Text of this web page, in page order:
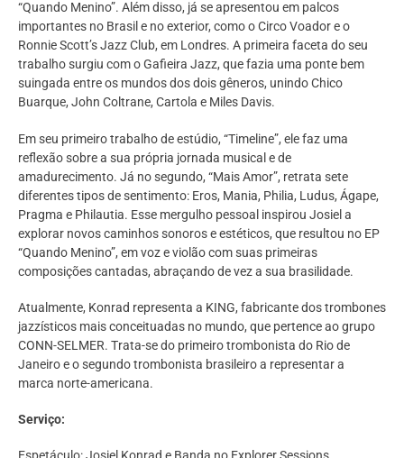
“Quando Menino”. Além disso, já se apresentou em palcos
importantes no Brasil e no exterior, como o Circo Voador e o
Ronnie Scott’s Jazz Club, em Londres. A primeira faceta do seu
trabalho surgiu com o Gafieira Jazz, que fazia uma ponte bem
suingada entre os mundos dos dois gêneros, unindo Chico
Buarque, John Coltrane, Cartola e Miles Davis.
Em seu primeiro trabalho de estúdio, “Timeline”, ele faz uma
reflexão sobre a sua própria jornada musical e de
amadurecimento. Já no segundo, “Mais Amor”, retrata sete
diferentes tipos de sentimento: Eros, Mania, Philia, Ludus, Ágape,
Pragma e Philautia. Esse mergulho pessoal inspirou Josiel a
explorar novos caminhos sonoros e estéticos, que resultou no EP
“Quando Menino”, em voz e violão com suas primeiras
composições cantadas, abraçando de vez a sua brasilidade.
Atualmente, Konrad representa a KING, fabricante dos trombones
jazzísticos mais conceituadas no mundo, que pertence ao grupo
CONN-SELMER. Trata-se do primeiro trombonista do Rio de
Janeiro e o segundo trombonista brasileiro a representar a
marca norte-americana.
Serviço: